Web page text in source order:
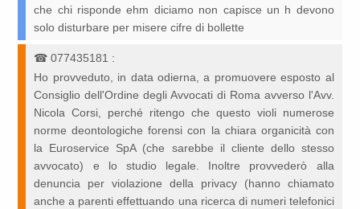
che chi risponde ehm diciamo non capisce un h devono
solo disturbare per misere cifre di bollette
☎077435181 :
Ho provveduto, in data odierna, a promuovere esposto al
Consiglio dell'Ordine degli Avvocati di Roma avverso l'Avv.
Nicola Corsi, perché ritengo che questo violi numerose
norme deontologiche forensi con la chiara organicità con
la Euroservice SpA (che sarebbe il cliente dello stesso
avvocato) e lo studio legale. Inoltre provvederò alla
denuncia per violazione della privacy (hanno chiamato
anche a parenti effettuando una ricerca di numeri telefonici